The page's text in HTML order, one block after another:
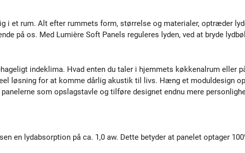
i et rum. Alt efter rummets form, størrelse og materialer, optræder
på os. Med Lumière Soft Panels reguleres lyden, ved at bryde
indeklima. Hvad enten du taler i hjemmets køkkenalrum eller
løsning for at komme dårlig akustik til livs. Hæng et moduldesign
som opslagstavle og tilføre designet endnu mere
en lydabsorption på ca. 1,0 aw. Dette betyder at panelet optager